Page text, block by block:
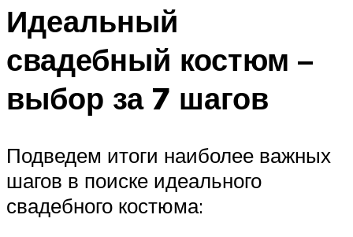
Идеальный
свадебный костюм –
выбор за 7 шагов
Подведем итоги наиболее важных
шагов в поиске идеального
свадебного костюма: